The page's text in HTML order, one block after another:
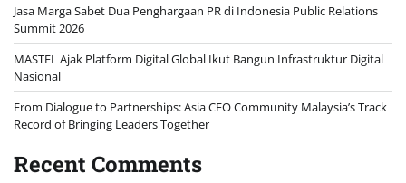
Jasa Marga Sabet Dua Penghargaan PR di Indonesia Public Relations
Summit 2026
MASTEL Ajak Platform Digital Global Ikut Bangun Infrastruktur Digital
Nasional
From Dialogue to Partnerships: Asia CEO Community Malaysia’s Track
Record of Bringing Leaders Together
Recent Comments